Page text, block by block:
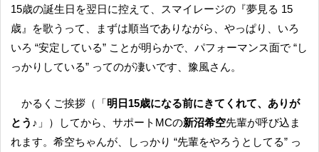
15歳の誕生日を翌日に控えて、スマイレージの『夢見る 15
歳』を歌うって、まずは順当でありながら、やっぱり、いろ
いろ “安定している” ことが明らかで、パフォーマンス面で “し
っかりしている” ってのが凄いです、豫風さん。
かるくご挨拶（「明日15歳になる前にきてくれて、ありが
とう♪ 」）してから、サポートMCの新沼希空先輩が呼び込ま
れます。希空ちゃんが、しっかり “先輩をやろうとしてる” っ